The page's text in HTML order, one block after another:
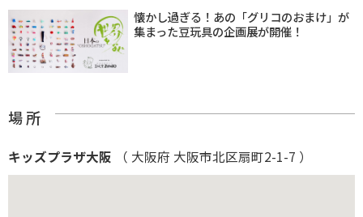
懐かし過ぎる！あの「グリコのおまけ」が
集まった豆玩具の企画展が開催！
場 所
キッズプラザ大阪 （ 大阪府 大阪市北区扇町2-1-7 ）